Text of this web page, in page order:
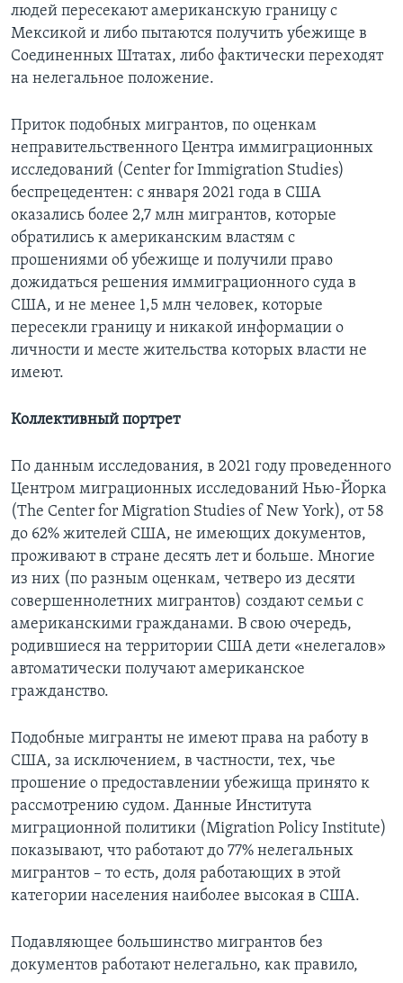
людей пересекают американскую границу с
Мексикой и либо пытаются получить убежище в
Соединенных Штатах, либо фактически переходят
на нелегальное положение.
Приток подобных мигрантов, по оценкам
неправительственного Центра иммиграционных
исследований (Center for Immigration Studies)
беспрецедентен: с января 2021 года в США
оказались более 2,7 млн мигрантов, которые
обратились к американским властям с
прошениями об убежище и получили право
дожидаться решения иммиграционного суда в
США, и не менее 1,5 млн человек, которые
пересекли границу и никакой информации о
личности и месте жительства которых власти не
имеют.
Коллективный портрет
По данным исследования, в 2021 году проведенного
Центром миграционных исследований Нью-Йорка
(The Center for Migration Studies of New York), от 58
до 62% жителей США, не имеющих документов,
проживают в стране десять лет и больше. Многие
из них (по разным оценкам, четверо из десяти
совершеннолетних мигрантов) создают семьи с
американскими гражданами. В свою очередь,
родившиеся на территории США дети «нелегалов»
автоматически получают американское
гражданство.
Подобные мигранты не имеют права на работу в
США, за исключением, в частности, тех, чье
прошение о предоставлении убежища принято к
рассмотрению судом. Данные Института
миграционной политики (Migration Policy Institute)
показывают, что работают до 77% нелегальных
мигрантов – то есть, доля работающих в этой
категории населения наиболее высокая в США.
Подавляющее большинство мигрантов без
документов работают нелегально, как правило,